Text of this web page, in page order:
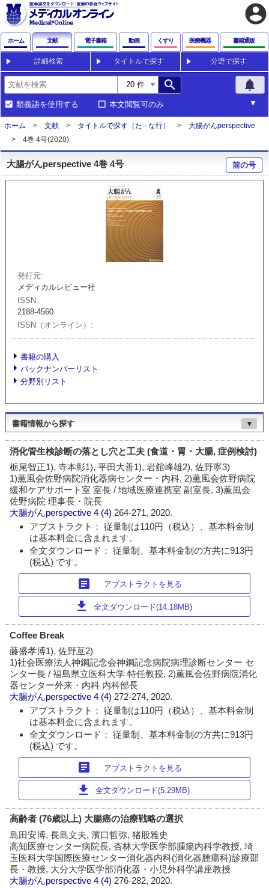
account_circle
ホーム 文献 電子書籍 動画 くすり 医療機器 書籍通販
詳細検索 タイトルで探す 分野で探す
search notifications
類義語を使用する 本文閲覧可のみ
ホーム 文献 タイトルで探す（た - な行）
大腸がんperspective
4巻 4号(2020)
大腸がんperspective 4巻 4号 前の号
発行元
メディカルレビュー社
ISSN
2188-4560
ISSN（オンライン）
書籍の購入
バックナンバーリスト
分野別リスト
書籍情報から探す ▼
消化管生検診断の落とし穴と工夫 (食道・胃・大腸, 症例検討)
栃尾智正1), 寺本彰1), 平田大善1), 岩舘峰雄2), 佐野寧3)
1)薫風会佐野病院消化器病センター・内科, 2)薫風会佐野病院
緩和ケアサポート室 室長 / 地域医療連携室 副室長, 3)薫風会
佐野病院 理事長・院長
大腸がんperspective 4 (4)264-271, 2020.
アブストラクト： 従量制は110円（税込）、基本料金制
は基本料金に含まれます。
全文ダウンロード： 従量制、基本料金制の方共に913円
(税込) です。
article アブストラクトを見る
download 全文ダウンロード(14.18MB)
Coffee Break
藤盛孝博1), 佐野亙2)
1)社会医療法人神鋼記念会神鋼記念病院病理診断センター セ
ンター長 / 福島県立医科大学 特任教授, 2)薫風会佐野病院消化
器センター外来・内科 内科部長
大腸がんperspective 4 (4) 272-274, 2020.
アブストラクト： 従量制は110円（税込）、基本料金制
は基本料金に含まれます。
全文ダウンロード： 従量制、基本料金制の方共に913円
(税込) です。
article アブストラクトを見る
download 全文ダウンロード(5.29MB)
高齢者 (76歳以上) 大腸癌の治療戦略の選択
島田安博, 長島文夫, 濱口哲弥, 猪股雅史
高知医療センター病院長, 杏林大学医学部腫瘍内科学教授, 埼
玉医科大学国際医療センター消化器内科(消化器腫瘍科)診療部
長・教授, 大分大学医学部消化器・小児外科学講座教授
大腸がんperspective 4 (4) 276-282, 2020.